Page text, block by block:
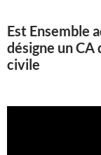
Est Ensemble
désigne un CA
civile